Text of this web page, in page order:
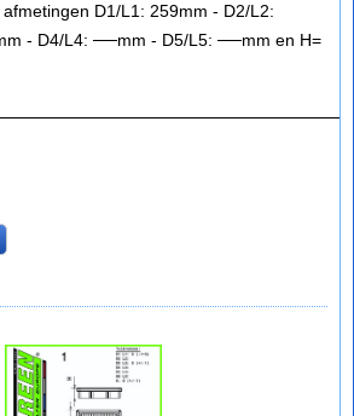
D1/L1: 259mm - D2/L2:
- D4/L4: ──mm - D5/L5: ──mm en H=